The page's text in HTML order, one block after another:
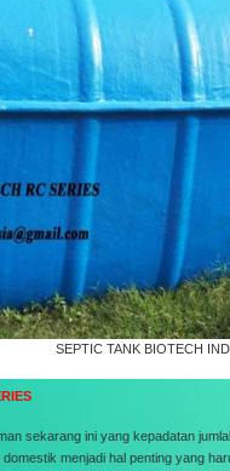
SEPTIC TANK BIOTECH
sekarang ini yang kepadatan
menjadi hal penting yang